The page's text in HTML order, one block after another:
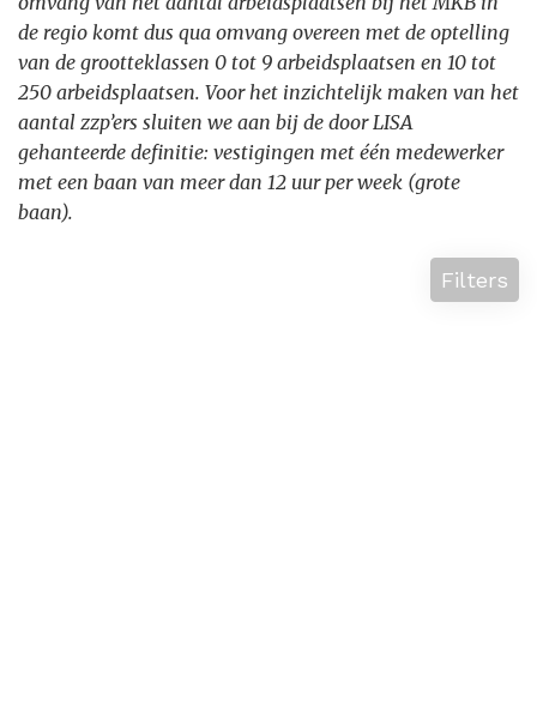
de regio komt dus qua omvang overeen met de optelling
van de grootteklassen 0 tot 9 arbeidsplaatsen en 10 tot
250 arbeidsplaatsen. Voor het inzichtelijk maken van het
aantal zzp’ers sluiten we aan bij de door LISA
gehanteerde definitie: vestigingen met één medewerker
met een baan van meer dan 12 uur per week (grote
baan).
Filters